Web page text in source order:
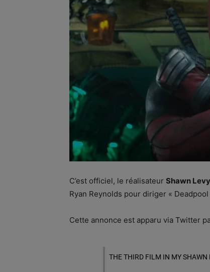
C’est officiel, le réalisateur Shawn Levy
Ryan Reynolds pour diriger « Deadpool
Cette annonce est apparu via Twitter
THE THIRD FILM IN MY SHAWN